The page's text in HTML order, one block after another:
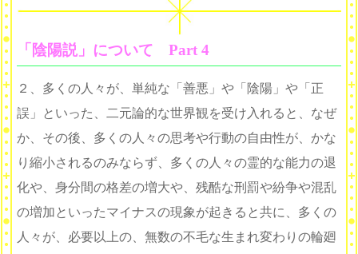
「陰陽説」について Part 4
２、多くの人々が、単純な「善悪」や「陰陽」や「正
誤」といった、二元論的な世界観を受け入れると、なぜ
か、その後、多くの人々の思考や行動の自由性が、かな
り縮小されるのみならず、多くの人々の霊的な能力の退
化や、身分間の格差の増大や、残酷な刑罰や紛争や混乱
の増加といったマイナスの現象が起きると共に、多くの
人々が、必要以上の、無数の不毛な生まれ変わりの輪廻